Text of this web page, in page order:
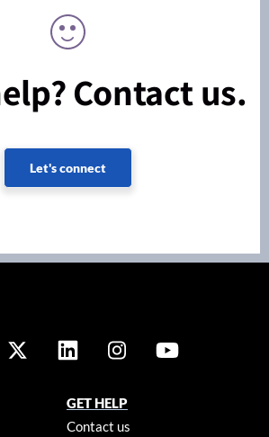
Contact us.
Let's connect
GET HELP
Contact us